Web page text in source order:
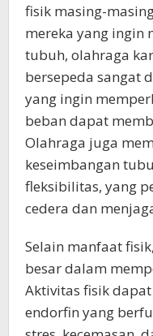
fisik masing-
mereka yang ingin
tubuh, olahraga
bersepeda sangat
yang ingin
beban dapat
Olahraga juga
keseimbangan
fleksibilitas, yang
cedera dan
Selain manfaat
besar dalam
Aktivitas fisik
endorfin yang